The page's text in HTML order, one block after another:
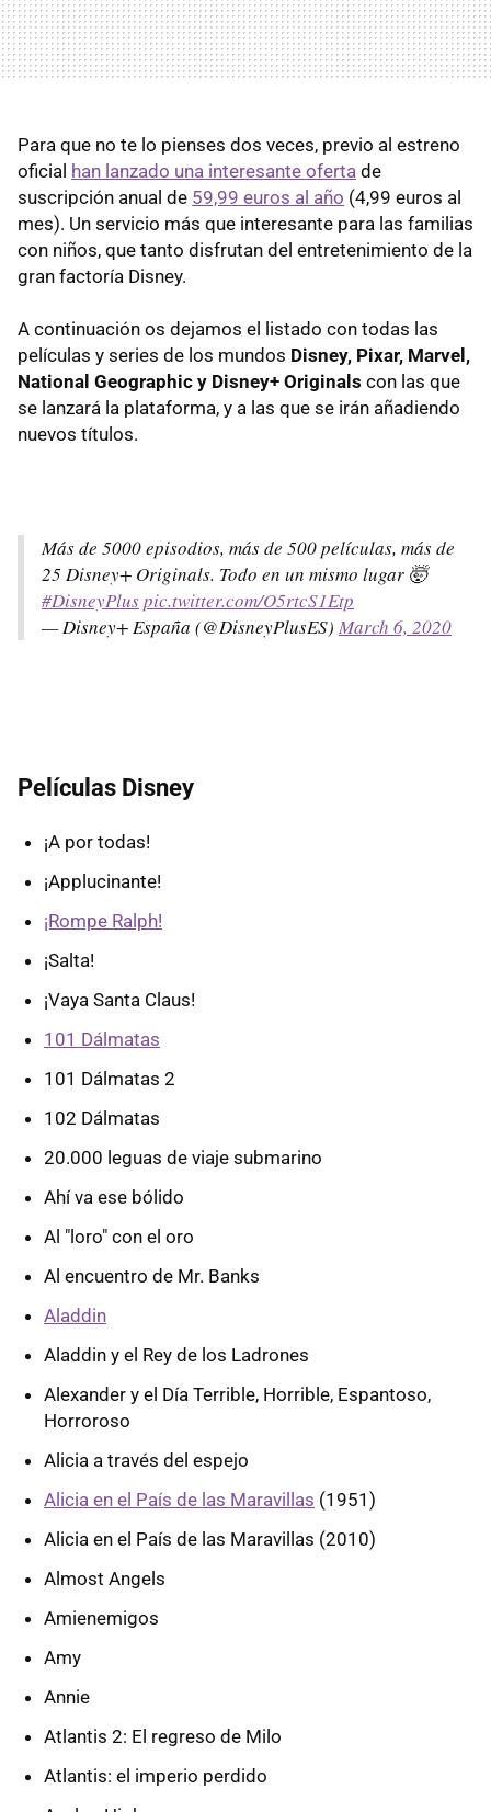
Para que no te lo pienses dos veces, previo al estreno
oficial han lanzado una interesante oferta de
suscripción anual de 59,99 euros al año (4,99 euros al
mes). Un servicio más que interesante para las familias
con niños, que tanto disfrutan del entretenimiento de la
gran factoría Disney.
A continuación os dejamos el listado con todas las
películas y series de los mundos Disney, Pixar, Marvel,
National Geographic y Disney+ Originals con las que
se lanzará la plataforma, y a las que se irán añadiendo
nuevos títulos.
Más de 5000 episodios, más de 500 películas, más de
25 Disney+ Originals. Todo en un mismo lugar 🤯
#DisneyPluspic.twitter.com/O5rtcS1Etp
— Disney+ España (@DisneyPlusES) March 6, 2020
Películas Disney
¡A por todas!
¡Applucinante!
¡Rompe Ralph!
¡Salta!
¡Vaya Santa Claus!
101 Dálmatas
101 Dálmatas 2
102 Dálmatas
20.000 leguas de viaje submarino
Ahí va ese bólido
Al "loro" con el oro
Al encuentro de Mr. Banks
Aladdin
Aladdin y el Rey de los Ladrones
Alexander y el Día Terrible, Horrible, Espantoso,
Horroroso
Alicia a través del espejo
Alicia en el País de las Maravillas (1951)
Alicia en el País de las Maravillas (2010)
Almost Angels
Amienemigos
Amy
Annie
Atlantis 2: El regreso de Milo
Atlantis: el imperio perdido